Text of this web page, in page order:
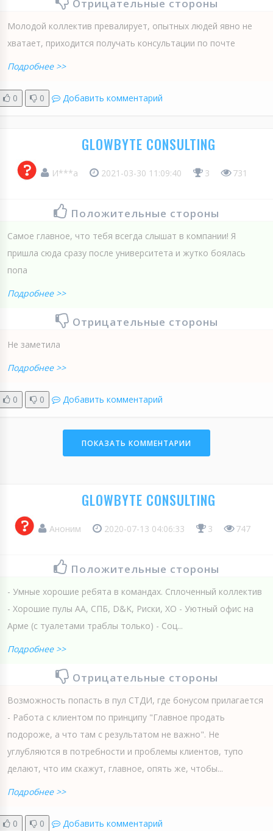
Отрицательные стороны
Молодой коллектив превалирует, опытных людей явно не
хватает, приходится получать консультации по почте
Подробнее >>
0 0 Добавить комментарий
GLOWBYTE CONSULTING
И***а 2021-03-30 11:09:40 3 731
Положительные стороны
Самое главное, что тебя всегда слышат в компании! Я
пришла сюда сразу после университета и жутко боялась
попа
Подробнее >>
Отрицательные стороны
Не заметила
Подробнее >>
0 0 Добавить комментарий
ПОКАЗАТЬ КОММЕНТАРИИ
GLOWBYTE CONSULTING
Аноним 2020-07-13 04:06:33 3 747
Положительные стороны
- Умные хорошие ребята в командах. Сплоченный коллектив
- Хорошие пулы АА, СПБ, D&K, Риски, ХО - Уютный офис на
Арме (с туалетами траблы только) - Соц...
Подробнее >>
Отрицательные стороны
Возможность попасть в пул СТДИ, где бонусом прилагается
- Работа с клиентом по принципу "Главное продать
подороже, а что там с результатом не важно". Не
углубляются в потребности и проблемы клиентов, тупо
делают, что им скажут, главное, опять же, чтобы...
Подробнее >>
0 0 Добавить комментарий